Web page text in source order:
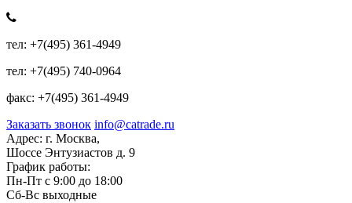
тел: +7(495) 361-4949
тел: +7(495) 740-0964
факс: +7(495) 361-4949
Заказать звонок info@catrade.ru
Адрес: г. Москва,
Шоссе Энтузиастов д. 9
График работы:
Пн-Пт с 9:00 до 18:00
Сб-Вс выходные